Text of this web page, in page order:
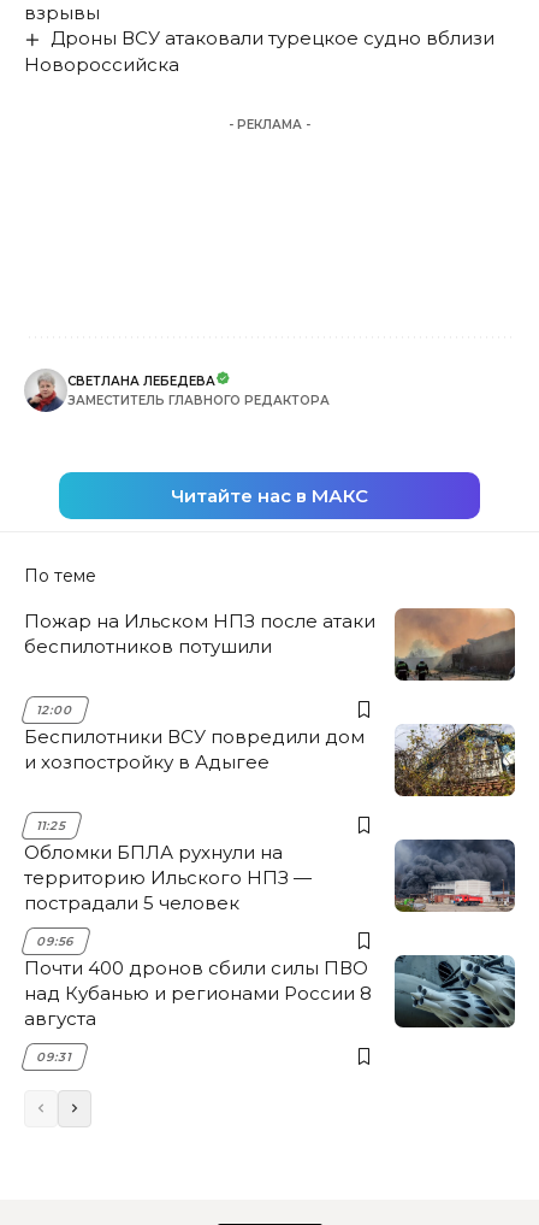
взрывы
Дроны ВСУ атаковали турецкое судно вблизи
Новороссийска
- РЕКЛАМА -
СВЕТЛАНА ЛЕБЕДЕВА
ЗАМЕСТИТЕЛЬ ГЛАВНОГО РЕДАКТОРА
Читайте нас в МАКС
По теме
Пожар на Ильском НПЗ после атаки
беспилотников потушили
12:00
Беспилотники ВСУ повредили дом
и хозпостройку в Адыгее
11:25
Обломки БПЛА рухнули на
территорию Ильского НПЗ —
пострадали 5 человек
09:56
Почти 400 дронов сбили силы ПВО
над Кубанью и регионами России 8
августа
09:31